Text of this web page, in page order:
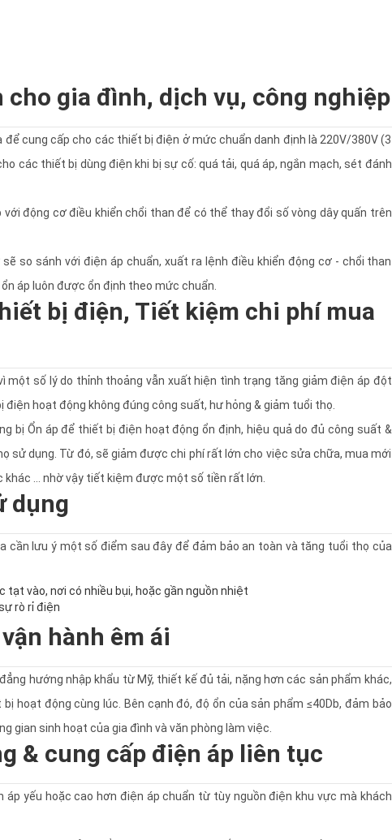
gia đình, dịch vụ, công nghiệp
cung cấp cho các thiết bị điện ở mức chuẩn danh định là 220V/380V (3
các thiết bị dùng điện khi bị sự cố: quá tải, quá áp, ngắn mạch, sét đánh
động cơ điều khiển chổi than để có thể thay đổi số vòng dây quấn trên
so sánh với điện áp chuẩn, xuất ra lệnh điều khiển động cơ - chổi than
áp luôn được ổn định theo mức chuẩn.
bị điện, Tiết kiệm chi phí mua
một số lý do thỉnh thoảng vẫn xuất hiện tình trạng tăng giảm điện áp đột
hoạt động không đúng công suất, hư hỏng & giảm tuổi thọ.
bị Ổn áp để thiết bị điện hoạt động ổn định, hiệu quả do đủ công suất &
dụng. Từ đó, sẽ giảm được chi phí rất lớn cho việc sửa chữa, mua mới
khác … nhờ vậy tiết kiệm được một số tiền rất lớn.
dụng
cần lưu ý một số điểm sau đây để đảm bảo an toàn và tăng tuổi thọ của
tạt vào, nơi có nhiều bụi, hoặc gần nguồn nhiệt
rò rỉ điện
hành êm ái
hướng nhập khẩu từ Mỹ, thiết kế đủ tải, nặng hơn các sản phẩm khác,
hoạt động cùng lúc. Bên cạnh đó, độ ổn của sản phẩm ≤40Db, đảm bảo
gian sinh hoạt của gia đình và văn phòng làm việc.
& cung cấp điện áp liên tục
áp yếu hoặc cao hơn điện áp chuẩn từ tùy nguồn điện khu vực mà khách